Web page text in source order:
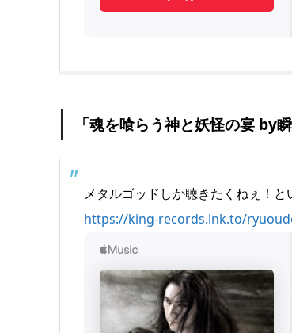
「魂を喰らう神と妖怪の宴 by
メタルゴッドしか聴きたくねぇ！
https://king-records.lnk.to/